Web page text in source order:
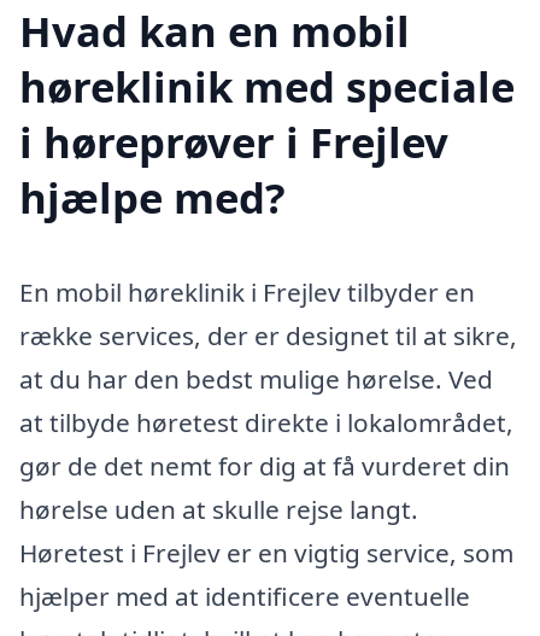
Hvad kan en mobil
høreklinik med speciale
i høreprøver i Frejlev
hjælpe med?
En mobil høreklinik i Frejlev tilbyder en
række services, der er designet til at sikre,
at du har den bedst mulige hørelse. Ved
at tilbyde høretest direkte i lokalområdet,
gør de det nemt for dig at få vurderet din
hørelse uden at skulle rejse langt.
Høretest i Frejlev er en vigtig service, som
hjælper med at identificere eventuelle